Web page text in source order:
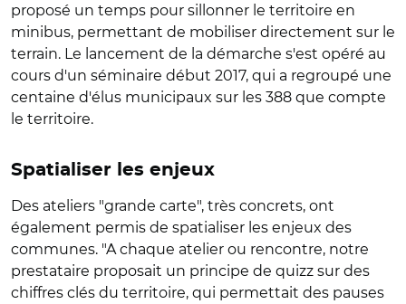
proposé un temps pour sillonner le territoire en
minibus, permettant de mobiliser directement sur le
terrain. Le lancement de la démarche s'est opéré au
cours d'un séminaire début 2017, qui a regroupé une
centaine d'élus municipaux sur les 388 que compte
le territoire.
Spatialiser les enjeux
Des ateliers "grande carte", très concrets, ont
également permis de spatialiser les enjeux des
communes. "A chaque atelier ou rencontre, notre
prestataire proposait un principe de quizz sur des
chiffres clés du territoire, qui permettait des pauses